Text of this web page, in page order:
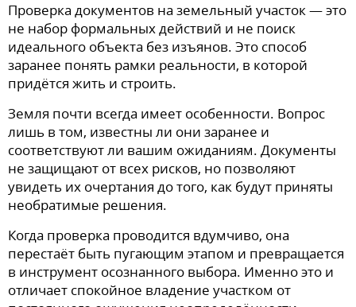
Проверка документов на земельный участок — это
не набор формальных действий и не поиск
идеального объекта без изъянов. Это способ
заранее понять рамки реальности, в которой
придётся жить и строить.
Земля почти всегда имеет особенности. Вопрос
лишь в том, известны ли они заранее и
соответствуют ли вашим ожиданиям. Документы
не защищают от всех рисков, но позволяют
увидеть их очертания до того, как будут приняты
необратимые решения.
Когда проверка проводится вдумчиво, она
перестаёт быть пугающим этапом и превращается
в инструмент осознанного выбора. Именно это и
отличает спокойное владение участком от